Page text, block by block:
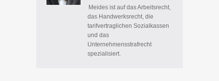
Meides ist auf das Arbeitsrecht,
das Handwerksrecht, die
tarifvertraglichen Sozialkassen
und das
Unternehmensstrafrecht
spezialisiert.